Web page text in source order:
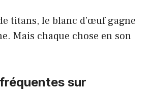
titans, le blanc d’œuf gagne
Mais chaque chose en son
sur